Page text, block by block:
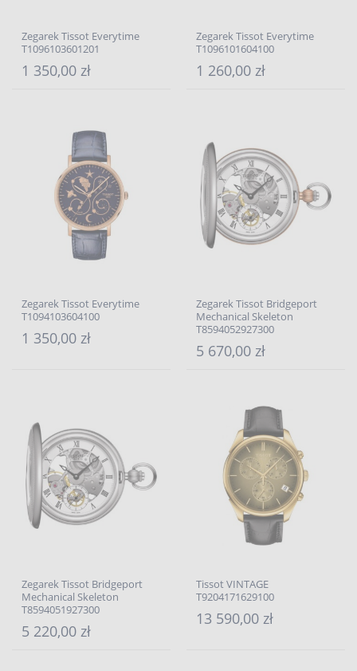
Zegarek Tissot Everytime
T1096103601201
1 350,00 zł
Zegarek Tissot Everytime
T1096101604100
1 260,00 zł
Zegarek Tissot Everytime
T1094103604100
1 350,00 zł
Zegarek Tissot Bridgeport
Mechanical Skeleton
T8594052927300
5 670,00 zł
Zegarek Tissot Bridgeport
Mechanical Skeleton
T8594051927300
5 220,00 zł
Tissot VINTAGE
T9204171629100
13 590,00 zł